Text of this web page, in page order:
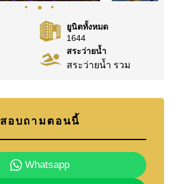
ยูนิตทั้งหมด
1644
สระว่ายน้ำ
สระว่ายน้ำ รวม
สอบถามตอนนี้
Whatsapp